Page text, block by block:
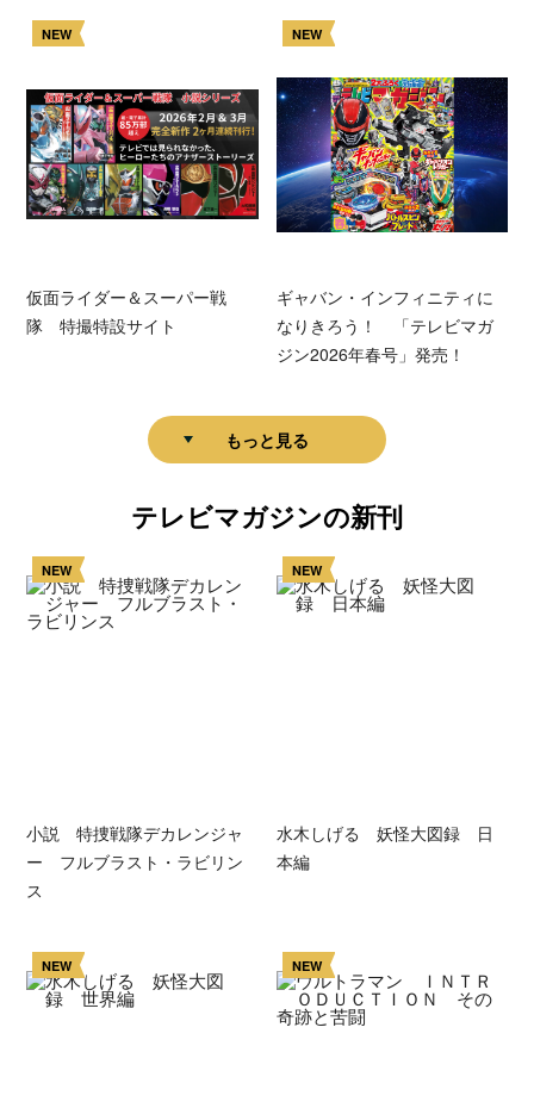
NEW
仮面ライダー＆スーパー戦
隊 特撮特設サイト
NEW
ギャバン・インフィニティに
なりきろう！ 「テレビマガ
ジン2026年春号」発売！
もっと見る
テレビマガジンの新刊
NEW
小説 特捜戦隊デカレンジャ
ー フルブラスト・ラビリン
ス
NEW
水木しげる 妖怪大図録 日
本編
NEW NEW